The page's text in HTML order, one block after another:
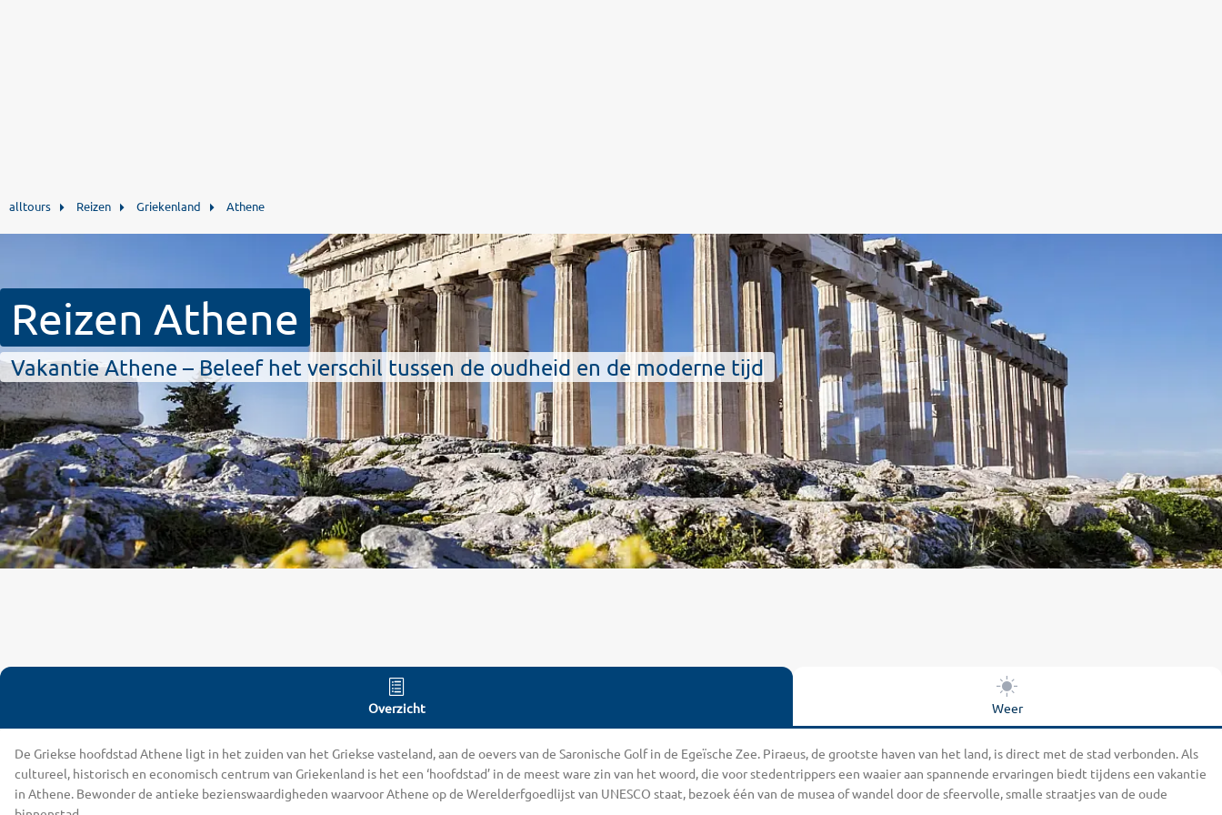
alltours Reizen Griekenland Athene
Reizen Athene
Vakantie Athene – Beleef het verschil tussen de oudheid en de moderne tijd
Overzicht Weer
De Griekse hoofdstad Athene ligt in het zuiden van het Griekse vasteland, aan de oevers van de Saronische Golf in de Egeïsche Zee. Piraeus, de grootste haven van het land, is direct met de stad verbonden. Als
cultureel, historisch en economisch centrum van Griekenland is het een ‘hoofdstad’ in de meest ware zin van het woord, die voor stedentrippers een waaier aan spannende ervaringen biedt tijdens een vakantie
in Athene. Bewonder de antieke bezienswaardigheden waarvoor Athene op de Werelderfgoedlijst van UNESCO staat, bezoek één van de musea of wandel door de sfeervolle, smalle straatjes van de oude